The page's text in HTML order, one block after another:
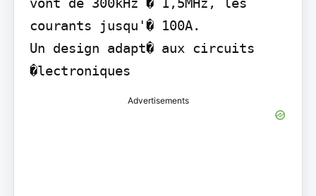
courants jusqu'� 100A.
Un design adapt� aux circuits
�lectroniques
Advertisements